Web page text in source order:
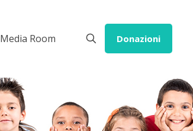
Media Room Donazioni